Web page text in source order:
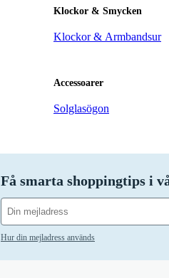
Klockor & Smycken
Klockor & Armbandsur
Accessoarer
Solglasögon
Få smarta shoppingtips i
Hur din mejladress används